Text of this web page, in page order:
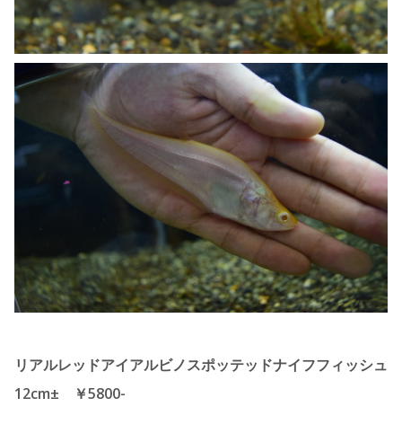
リアルレッドアイアルビノスポッテッドナイフフィッシュ
12cm± ￥5800-